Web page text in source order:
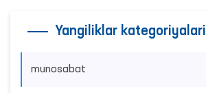
Yangiliklar kategoriyalari
munosabat